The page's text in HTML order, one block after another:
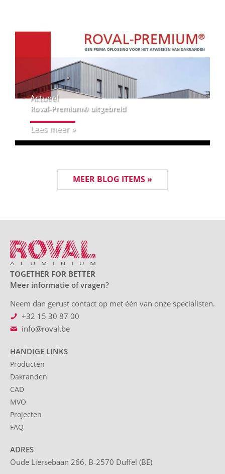
Actueel
Roval-Premium® uitgebreid
Lees meer »
MEER BLOG ITEMS »
TOGETHER FOR BETTER
Meer informatie of vragen?
Neem dan gerust contact op met één van onze specialisten.
+32 15 30 87 00
info@roval.be
HANDIGE LINKS
Producten
Dakranden
CAD
MVO
Projecten
FAQ
ADRES
Oude Liersebaan 266, B-2570 Duffel (BE)